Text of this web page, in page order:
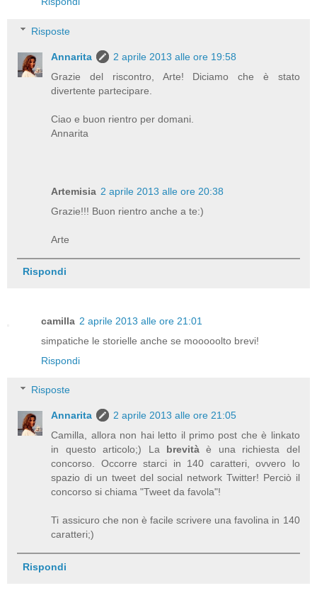
Risposte
Annarita
2 aprile 2013 alle ore 19:58
Grazie del riscontro, Arte! Diciamo che è stato
divertente partecipare.
Ciao e buon rientro per domani.
Annarita
Artemisia 2 aprile 2013 alle ore 20:38
Grazie!!! Buon rientro anche a te:)
Arte
Rispondi
camilla 2 aprile 2013 alle ore 21:01
simpatiche le storielle anche se mooooolto brevi!
Rispondi
Risposte
Annarita
2 aprile 2013 alle ore 21:05
Camilla, allora non hai letto il primo post che è linkato
in questo articolo;) La brevità è una richiesta del
concorso. Occorre starci in 140 caratteri, ovvero lo
spazio di un tweet del social network Twitter! Perciò il
concorso si chiama "Tweet da favola"!
Ti assicuro che non è facile scrivere una favolina in 140
caratteri;)
Rispondi